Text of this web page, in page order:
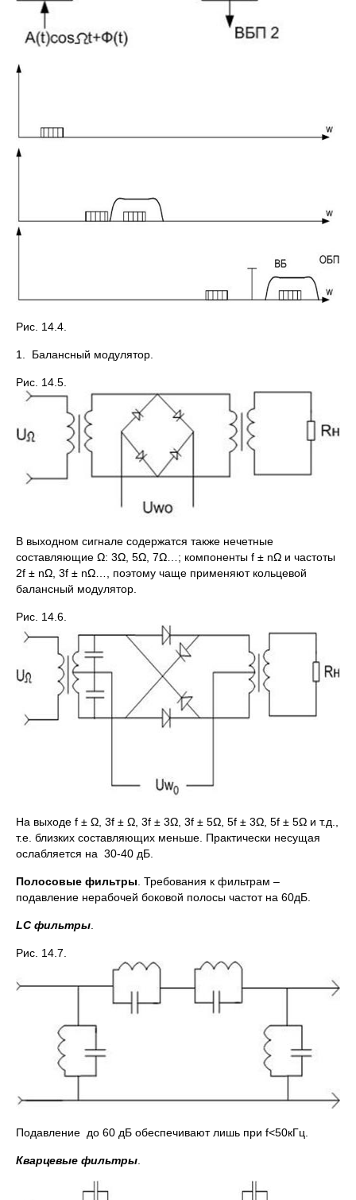
Рис. 14.4.
1. Балансный модулятор.
Рис. 14.5.
В выходном сигнале содержатся также нечетные
составляющие Ω: 3Ω, 5Ω, 7Ω…; компоненты f ± nΩ и частоты
2f ± nΩ, 3f ± nΩ…, поэтому чаще применяют кольцевой
балансный модулятор.
Рис. 14.6.
На выходе f ± Ω, 3f ± Ω, 3f ± 3Ω, 3f ± 5Ω, 5f ± 3Ω, 5f ± 5Ω и т.д.,
т.е. близких составляющих меньше. Практически несущая
ослабляется на 30-40 дБ.
Полосовые фильтры . Требования к фильтрам –
подавление нерабочей боковой полосы частот на 60дБ.
LC фильтры
Рис. 14.7.
Подавление до 60 дБ обеспечивают лишь при f<50кГц.
Кварцевые фильтры